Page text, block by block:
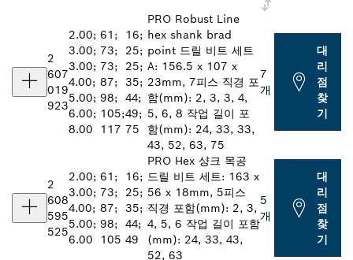
2
607
019
923
2.00;
3.00;
3.00;
4.00;
5.00;
6.00;
8.00
61;
73;
73;
87;
98;
105;
117
16;
25;
25;
35;
44;
49;
75
PRO Robust Line
hex shank brad
point 드릴 비트 세트
A: 156.5 x 107 x
23mm, 7피스 직경 포
함(mm): 2, 3, 3, 4,
5, 6, 8 작업 길이 포
함(mm): 24, 33, 33,
43, 52, 63, 75
7
개
대
리
점
찾
기
2
608
595
525
2.00;
3.00;
4.00;
5.00;
6.00
61;
73;
87;
98;
105
16;
25;
35;
44;
49
PRO Hex 샹크 목공
드릴 비트 세트: 163 x
56 x 18mm, 5피스
직경 포함(mm): 2, 3,
4, 5, 6 작업 길이 포함
(mm): 24, 33, 43,
52, 63
5
개
대
리
점
찾
기